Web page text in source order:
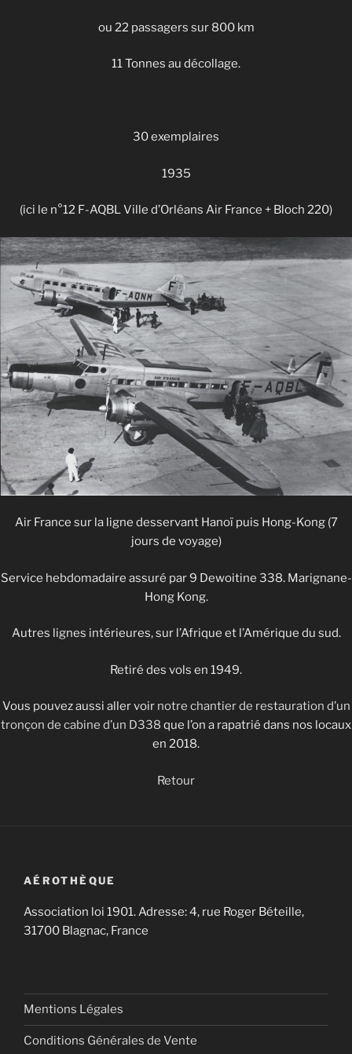
ou 22 passagers sur 800 km
11 Tonnes au décollage.
30 exemplaires
1935
(ici le n°12 F-AQBL Ville d’Orléans Air France + Bloch 220)
Air France sur la ligne desservant Hanoï puis Hong-Kong (7
jours de voyage)
Service hebdomadaire assuré par 9 Dewoitine 338. Marignane-
Hong Kong.
Autres lignes intérieures, sur l’Afrique et l’Amérique du sud.
Retiré des vols en 1949.
Vous pouvez aussi aller voir notre chantier de restauration d’un
tronçon de cabine d’un D338 que l’on a rapatrié dans nos locaux
en 2018.
Retour
AÉROTHÈQUE
Association loi 1901. Adresse: 4, rue Roger Béteille,
31700 Blagnac, France
Mentions Légales
Conditions Générales de Vente